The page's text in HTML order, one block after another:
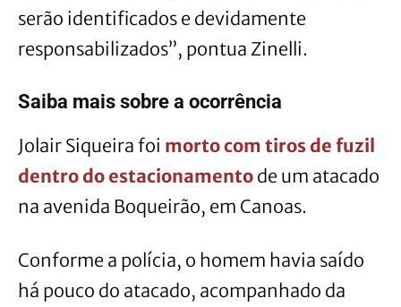
serão identificados e devidamente
responsabilizados”, pontua Zinelli.
Saiba mais sobre a ocorrência
Jolair Siqueira foi morto com tiros de fuzil
dentro do estacionamento de um atacado
na avenida Boqueirão, em Canoas.
Conforme a polícia, o homem havia saído
há pouco do atacado, acompanhado da